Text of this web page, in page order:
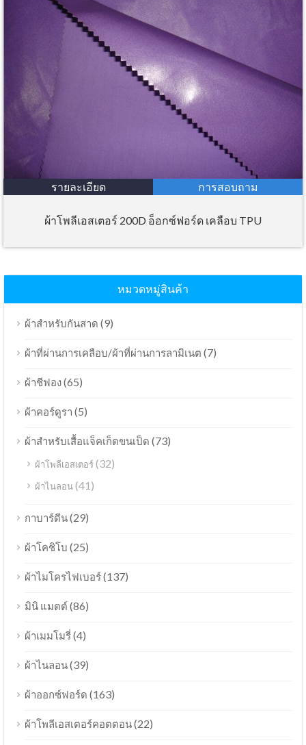
รายละเอียด การสอบถาม
ผ้าโพลีเอสเตอร์ 200D อ็อกซ์ฟอร์ด เคลือบ TPU
หมวดหมู่สินค้า
ผ้าสำหรับกันสาด (9)
ผ้าที่ผ่านการเคลือบ/ผ้าที่ผ่านการลามิเนต (7)
ผ้าชีฟอง(65)
ผ้าคอร์ดูรา (5)
ผ้าสำหรับเสื้อแจ็คเก็ตขนเป็ด (73)
ผ้าโพลีเอสเตอร์(32)
ผ้าไนลอน(41)
กาบาร์ดีน(29)
ผ้าโคชิโบ (25)
ผ้าไมโครไฟเบอร์(137)
มินิ แมตต์(86)
ผ้าเมมโมรี่(4)
ผ้าไนลอน(39)
ผ้าออกซ์ฟอร์ด (163)
ผ้าโพลีเอสเตอร์คอตตอน(22)